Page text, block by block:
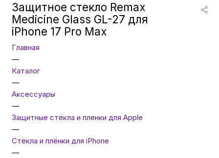
Умные кольца
Защитное стекло Remax
Medicine Glass GL-27 для
iPhone 17 Pro Max
Главная
—
Каталог
—
Аксессуары
—
Защитные стёкла и пленки для Apple
—
Стёкла и плёнки для iPhone
—